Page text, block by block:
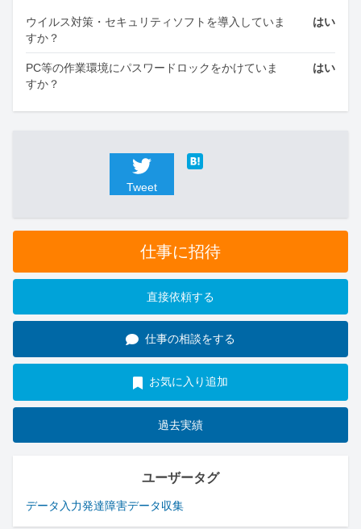
ウイルス対策・セキュリティソフトを導入していま
すか？
はい
PC等の作業環境にパスワードロックをかけていま
すか？
はい
Tweet
仕事に招待
直接依頼する
仕事の相談をする
お気に入り追加
過去実績
ユーザータグ
データ入力発達障害データ収集